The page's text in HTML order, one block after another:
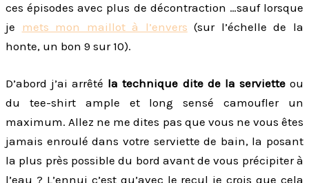
ces épisodes avec plus de décontraction …sauf lorsque
je mets mon maillot à l’envers (sur l’échelle de la
honte, un bon 9 sur 10).
D’abord j’ai arrêté la technique dite de la servietteou
du tee-shirt ample et long sensé camoufler un
maximum. Allez ne me dites pas que vous ne vous êtes
jamais enroulé dans votre serviette de bain, la posant
la plus près possible du bord avant de vous précipiter à
l’eau ? L’ennui c’est qu’avec le recul je crois que cela